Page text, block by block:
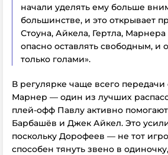
начали уделять ему больше
большинстве, и это открывает
Стоуна, Айкела, Гертла,
опасно оставлять свободным, и
только голами».
В регулярке чаще всего
Марнер — один из лучших
плей-офф Павлу активно
Барбашёв и Джек Айкел. Это
поскольку Дорофеев — не тот
способен тянуть звено в